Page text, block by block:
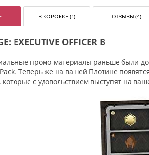
В КОРОБКЕ (1) ОТЗЫВЫ (4)
EXECUTIVE OFFICER B
промо-материалы раньше были
Теперь же на вашей Плотине
которые с удовольствием выступят на